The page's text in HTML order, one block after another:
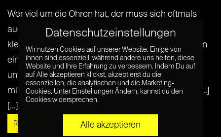
Wer viel um die Ohren hat, der muss sich oftmals
auch viel merken. Manchmal sind es schon die
kleinsten Dinge, die so wichtig sind, dass man sie in
einem Notizbuch festhalten muss. Ist man dann
unterwegs kommt die Frage auf: „Was musste ich
mir gleich noch so Wichtiges merken?“ Ärgerlich,[...]
[...]
Read More »
Datenschutzeinstellungen
Wir nutzen Cookies auf unserer Website. Einige von
ihnen sind essenziell, während andere uns helfen, diese
Website und Ihre Erfahrung zu verbessern. Indem Du auf
auf Alle akzeptieren klickst, akzeptierst du die
essenziellen, die analytischen und die Marketing-
Cookies. Unter Einstellungen Ändern, kannst du den
Cookies widersprechen.
Alle akzeptieren